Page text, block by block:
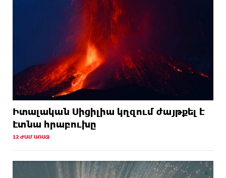
Իտալական Սիցիլիա կղզում ժայթքել է
Էտնա հրաբուխը
12 ԺԱՄ ԱՌԱՋ